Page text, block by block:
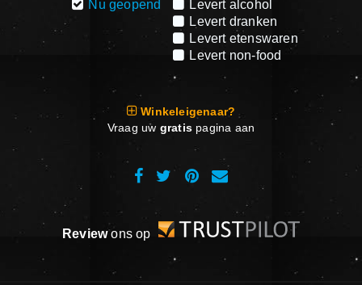
Nu geopend
Levert alcohol
Levert dranken
Levert etenswaren
Levert non-food
Winkeleigenaar?
Vraag uw gratispagina aan
Reviewons op